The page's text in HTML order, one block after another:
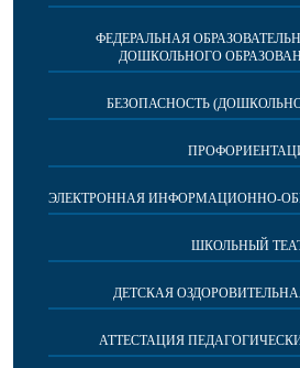
ФЕДЕРАЛЬНАЯ
ДОШКОЛЬНОГО
БЕЗОПАСНОСТЬ
ЭЛЕКТРОННАЯ ИНФОРМАЦИОННО-
ШКОЛЬНЫЙ
ДЕТСКАЯ
АТТЕСТАЦИЯ